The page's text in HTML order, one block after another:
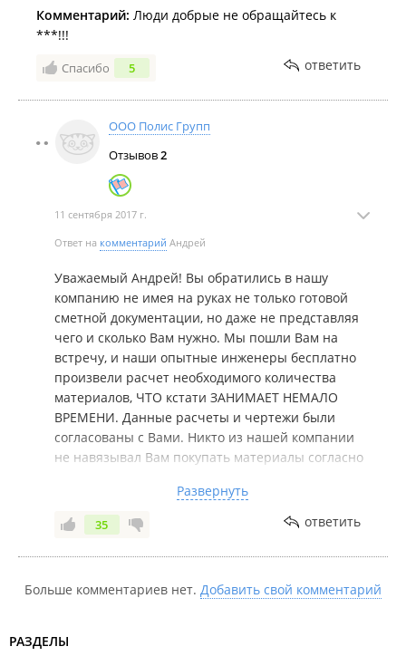
Комментарий: Люди добрые не обращайтесь к
***!!!
Спасибо 5 ответить
ООО Полис Групп
Отзывов2
11 сентября 2017 г.
Ответ на комментарий Андрей
Уважаемый Андрей! Вы обратились в нашу
компанию не имея на руках не только готовой
сметной документации, но даже не представляя
чего и сколько Вам нужно. Мы пошли Вам на
встречу, и наши опытные инженеры бесплатно
произвели расчет необходимого количества
материалов, ЧТО кстати ЗАНИМАЕТ НЕМАЛО
ВРЕМЕНИ. Данные расчеты и чертежи были
согласованы с Вами. Никто из нашей компании
не навязывал Вам покупать материалы согласно
монтаж крыши осуществляли
КВАЛИФИЦИРОВАННЫЕ специалисты, то
вопросов возврата якобы лишних доборных
элементов не возник.
что изделия изготовленные по индивидуальным
согласно Статье 502 ГК РФ обмен и возврат
Развернуть
35 ответить
Больше комментариев нет. Добавить свой комментарий
РАЗДЕЛЫ